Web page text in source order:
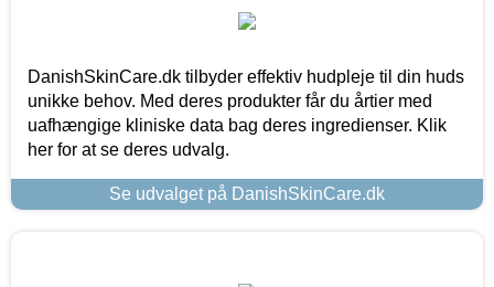
DanishSkinCare.dk tilbyder effektiv hudpleje til din huds
unikke behov. Med deres produkter får du årtier med
uafhængige kliniske data bag deres ingredienser. Klik
her for at se deres udvalg.
Se udvalget på DanishSkinCare.dk